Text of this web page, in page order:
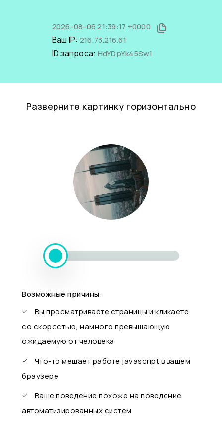
2026-08-06 21:39:17 +0000
Ваш IP: 216.73.216.61
ID запроса: HdYDpYk45Sw1
Разверните картинку горизонтально
Возможные причины:
Вы просматриваете страницы и кликаете
со скоростью, намного превышающую
ожидаемую от человека
Что-то мешает работе javascript в вашем
браузере
Ваше поведение похоже на поведение
автоматизированных систем